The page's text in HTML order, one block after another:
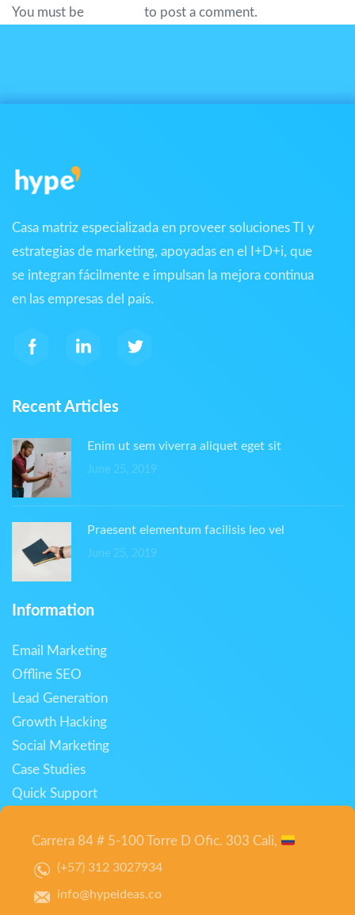
You must be to post a comment.
Casa matriz especializada en proveer soluciones TI y
estrategias de marketing, apoyadas en el I+D+i, que
se integran fácilmente e impulsan la mejora continua
en las empresas del país.
Recent Articles
Enim ut sem viverra aliquet eget sit
June 25, 2019
Praesent elementum facilisis leo vel
June 25, 2019
Information
Email Marketing
Offline SEO
Lead Generation
Growth Hacking
Social Marketing
Case Studies
Quick Support
Carrera 84 # 5-100 Torre D Ofic. 303 Cali,
(+57) 312 3027934
info@hypeideas.co